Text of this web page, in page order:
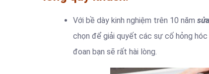
Với bề dày kinh nghiệm trên 10 năm
chọn để giải quyết các sự cố hỏng
đoan bạn sẽ rất hài lòng.